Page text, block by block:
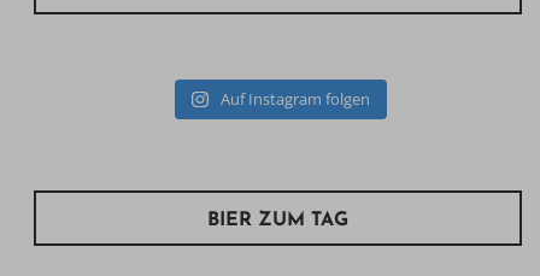
Auf Instagram folgen
BIER ZUM TAG